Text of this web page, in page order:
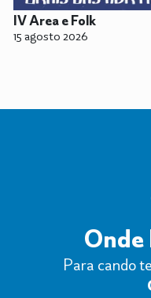
IV Area e Folk
15 agosto 2026
Onde
Para cando